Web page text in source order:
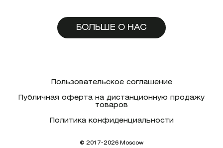
БОЛЬШЕ О НАС
Пользовательское соглашение
Публичная оферта на дистанционную продажу
товаров
Политика конфиденциальности
© 2017-2026 Moscow